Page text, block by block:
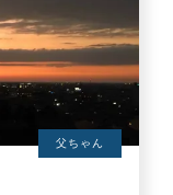
父ちゃん